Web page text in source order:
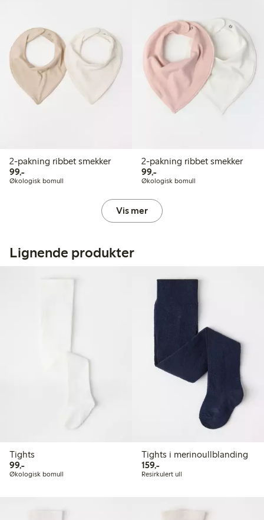
2-pakning ribbet smekker
99,-99,00 kr
Økologisk bomull
2-pakning ribbet smekker
99,-99,00 kr
Økologisk bomull
Vis mer
Lignende produkter
Tights
99,-99,00 kr
Økologisk bomull
Tights i merinoullblanding
159,-159,00 kr
Resirkulert ull